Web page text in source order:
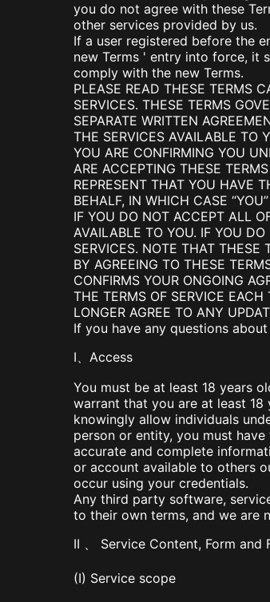
Hailuo 02
Hailuo AI
Luma AI
Seaweed
Wan 2.1
Wan 2.2
Vidu Q1
Hunyuan Video
Midjourney Video
Veo 3
Kling 2.5
Kling 2.6
Wan 2.5
Pixverse
Sora 2
Grok Imagine
Wan AI
Hunyuan Image 3.0
Qwen Image Edit
Z Image Turbo
Kling O1 Image
Longcat Image
AI
AI 임
AI
AI
더 보기
you do not agree with these
other services provided by us.
If a user registered before the
new Terms ' entry into force, it
comply with the new Terms.
PLEASE READ THESE TERMS
SERVICES. THESE TERMS
SEPARATE WRITTEN
THE SERVICES AVAILABLE TO
YOU ARE CONFIRMING YOU
ARE ACCEPTING THESE
REPRESENT THAT YOU HAVE
BEHALF, IN WHICH CASE
IF YOU DO NOT ACCEPT ALL
AVAILABLE TO YOU. IF YOU
SERVICES. NOTE THAT
BY AGREEING TO THESE
CONFIRMS YOUR ONGOING
THE TERMS OF SERVICE
LONGER AGREE TO ANY
If you have any questions
I、Access
You must be at least 18 years
warrant that you are at least
knowingly allow individuals
person or entity, you must
accurate and complete
or account available to others
occur using your credentials.
Any third party software,
to their own terms, and we are
II 、 Service Content, Form and
(I) Service scope